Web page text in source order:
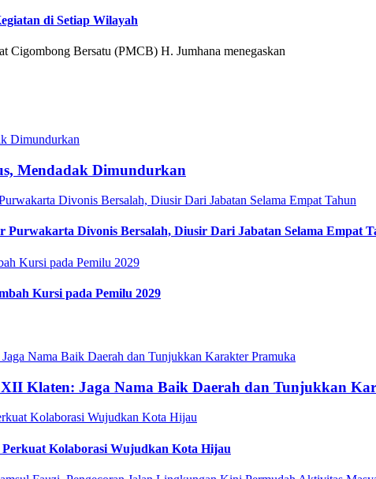
di Setiap Wilayah
Bersatu (PMCB) H. Jumhana menegaskan
Mendadak Dimundurkan
Divonis Bersalah, Diusir Dari Jabatan Selama Empat
Kursi pada Pemilu 2029
Klaten: Jaga Nama Baik Daerah dan Tunjukkan
Kolaborasi Wujudkan Kota Hijau